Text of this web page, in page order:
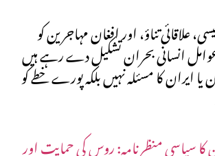
علاقائی تناؤ، اور افغان مہاجرین کو
عوامل انسانی بحران تشکیل دے رہے ہیں
ایران کا مسئلہ نہیں بلکہ پورے خطے کو
کا سیاسی منظرنامہ: روس کی حمایت اور